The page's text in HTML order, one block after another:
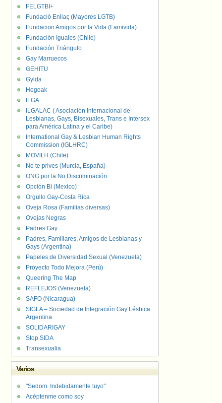
FELGTBI+
Fundació Enllaç (Mayores LGTB)
Fundacion Amigos por la Vida (Famivida)
Fundación Iguales (Chile)
Fundación Triángulo
Gay Marruecos
GEHITU
Gylda
Hegoak
ILGA
ILGALAC ( Asociación Internacional de
Lesbianas, Gays, Bisexuales, Trans e Intersex
para América Latina y el Caribe)
International Gay & Lesbian Human Rights
Commission (IGLHRC)
MOVILH (Chile)
No te prives (Murcia, España)
ONG por la No Discriminación
Opción Bi (Mexico)
Orgullo Gay-Costa Rica
Oveja Rosa (Familias diversas)
Ovejas Negras
Padres Gay
Padres, Familiares, Amigos de Lesbianas y
Gays (Argentina)
Papeles de Diversidad Sexual (Venezuela)
Proyecto Todo Mejora (Perú)
Queering The Map
REFLEJOS (Venezuela)
SAFO (Nicaragua)
SIGLA – Sociedad de Integración Gay Lésbica
Argentina
SOLIDARIGAY
Stop SIDA
Transexualia
Varios
"Sedom. Indebidamente tuyo"
Acéptenme como soy